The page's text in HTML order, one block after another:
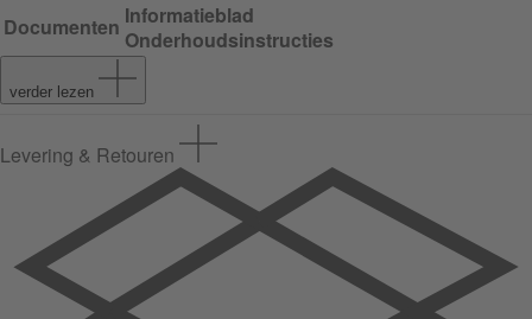
Documenten Informatieblad
Onderhoudsinstructies
verder lezen
Levering & Retouren